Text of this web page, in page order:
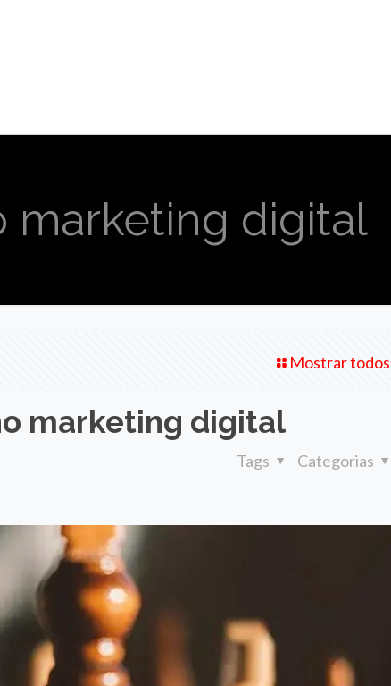
marketing digital
Mostrar todos
marketing digital
Categorias
Tags